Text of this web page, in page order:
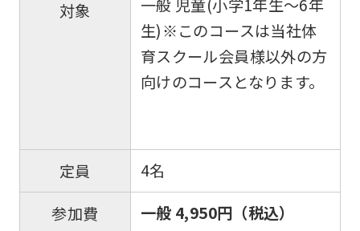
対象
一般 児童(小学1年生〜6年
生)※このコースは当社体
育スクール会員様以外の方
向けのコースとなります。
定員
4名
参加費
一般 4,950円（税込）
may
differ
from
the
ask
that